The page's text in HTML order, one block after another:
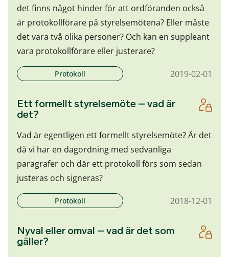
det finns något hinder för att ordföranden också
är protokollförare på styrelsemötena? Eller måste
det vara två olika personer? Och kan en suppleant
vara protokollförare eller justerare?
Protokoll 2019-02-01
Ett formellt styrelsemöte – vad är
det?
Vad är egentligen ett formellt styrelsemöte? Är det
då vi har en dagordning med sedvanliga
paragrafer och där ett protokoll förs som sedan
justeras och signeras?
Protokoll 2018-12-01
Nyval eller omval – vad är det som
gäller?